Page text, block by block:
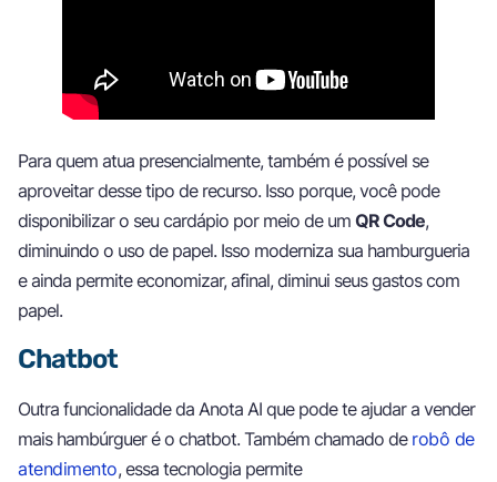
Para quem atua presencialmente, também é possível se
aproveitar desse tipo de recurso. Isso porque, você pode
disponibilizar o seu cardápio por meio de um QR Code,
diminuindo o uso de papel. Isso moderniza sua hamburgueria
e ainda permite economizar, afinal, diminui seus gastos com
papel.
Chatbot
Outra funcionalidade da Anota AI que pode te ajudar a vender
mais hambúrguer é o chatbot. Também chamado de robô de
atendimento, essa tecnologia permite